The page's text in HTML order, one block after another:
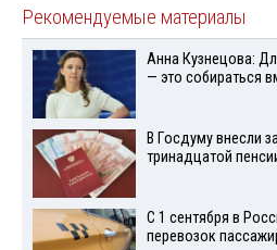
Рекомендуемые материалы
Анна Кузнецова:
— это собираться
В Госдуму внесли
тринадцатой
С 1 сентября в
перевозок